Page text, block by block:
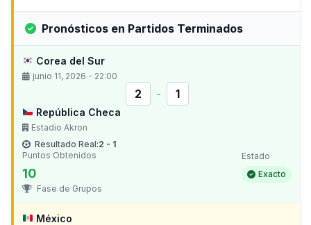
Pronósticos en Partidos Terminados
Corea del Sur
junio 11, 2026 - 22:00
2 - 1
República Checa
Estadio Akron
Resultado Real:2 - 1
Puntos Obtenidos
10
Estado
Exacto
Fase de Grupos
México